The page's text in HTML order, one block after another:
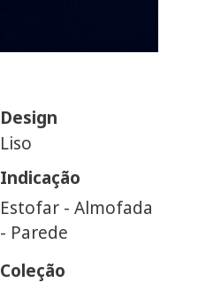
Design
Liso
Indicação
Estofar - Almofada
- Parede
Coleção